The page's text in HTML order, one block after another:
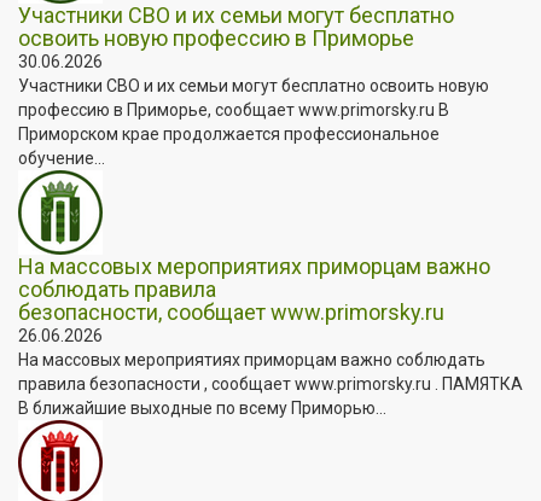
Участники СВО и их семьи могут бесплатно
освоить новую профессию в Приморье
30.06.2026
Участники СВО и их семьи могут бесплатно освоить новую
профессию в Приморье, сообщает www.primorsky.ru В
Приморском крае продолжается профессиональное
обучение...
На массовых мероприятиях приморцам важно
соблюдать правила
безопасности, сообщает www.primorsky.ru
26.06.2026
На массовых мероприятиях приморцам важно соблюдать
правила безопасности , сообщает www.primorsky.ru . ПАМЯТКА
В ближайшие выходные по всему Приморью...